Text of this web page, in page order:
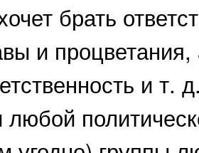
брать
и
и
любой